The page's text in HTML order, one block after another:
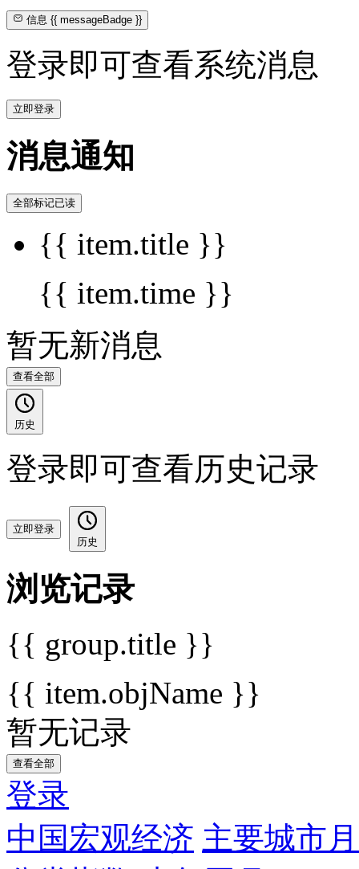
信息{{ messageBadge }}
登录即可查看系统消息
立即登录
消息通知
全部标记已读
{{ item.title }}
{{ item.time }}
暂无新消息
查看全部
历史
登录即可查看历史记录
立即登录
历史
浏览记录
{{ group.title }}
{{ item.objName }}
暂无记录
查看全部
登录
中国宏观经济 主要城市